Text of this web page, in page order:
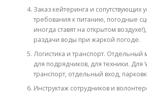
Заказ кейтеринга и сопутствующих
требования к питанию, погодные
иногда ставят на открытом
раздачи воды при жаркой погоде.
Логистика и транспорт. Отдельный
для подрядчиков, для техники. Для
транспорт, отдельный вход,
Инструктаж сотрудников и